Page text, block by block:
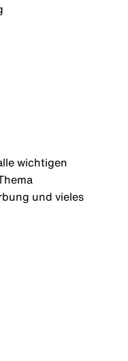
wichtigen
und vieles